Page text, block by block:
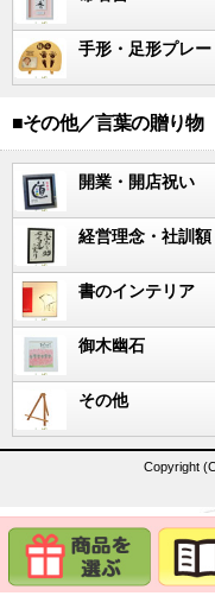
手形・足形プレー
■その他／言葉の贈り物
開業・開店祝い
経営理念・社訓額
書のインテリア
御木幽石
その他
Copyright